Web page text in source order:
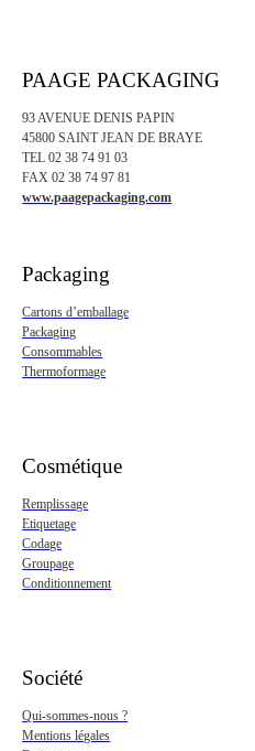
PAAGE PACKAGING
93 AVENUE DENIS PAPIN
45800 SAINT JEAN DE BRAYE
TEL 02 38 74 91 03
FAX 02 38 74 97 81
www.paagepackaging.com
Packaging
Cartons d’emballage
Packaging
Consommables
Thermoformage
Cosmétique
Remplissage
Etiquetage
Codage
Groupage
Conditionnement
Société
Qui-sommes-nous ?
Mentions légales